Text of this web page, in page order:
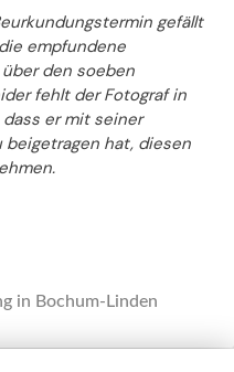
gefällt
empfundene
den soeben
fehlt der Fotograf in
dass er mit seiner
hat, diesen
in Bochum-Linden